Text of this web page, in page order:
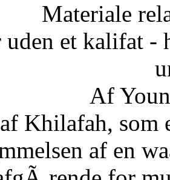
Materiale
et kalifat -
Af
Khilafah, som
af en